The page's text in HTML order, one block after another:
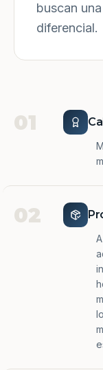
buscan
diferencial.
01
02